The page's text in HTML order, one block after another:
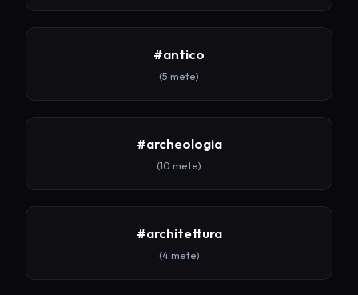
#antico
(5 mete)
#archeologia
(10 mete)
#architettura
(4 mete)